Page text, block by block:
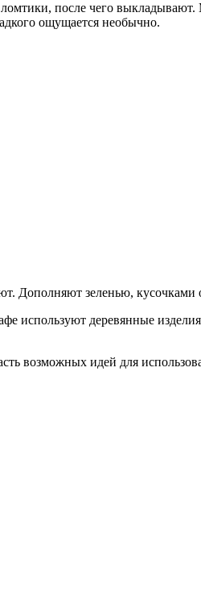
после чего
ощущается необычно.
Дополняют зеленью, кусочками
используют деревянные
возможных идей для